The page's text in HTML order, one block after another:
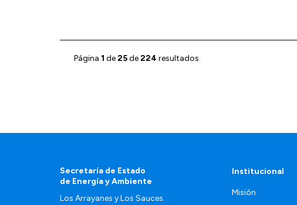
Página 1 de25de224 resultados
Secretaría de Estado
de Energía y Ambiente
Los Arrayanes y Los Sauces.
Institucional
Misión